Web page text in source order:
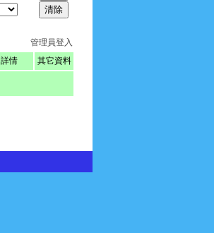
管理員登入
詳情 其它資料